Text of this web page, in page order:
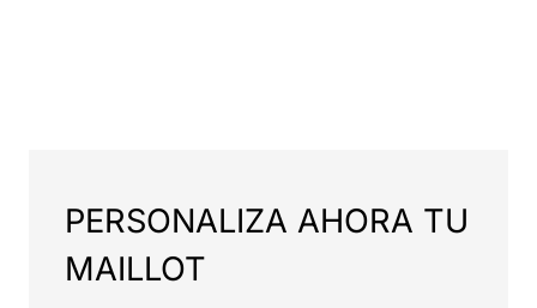
PERSONALIZA AHORA TU
MAILLOT